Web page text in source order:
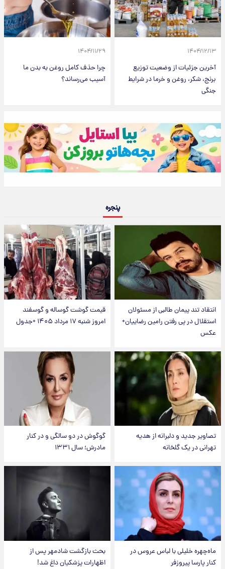
۱۴۰۴/۱۲/۱۳
آخرین جزئیات از وضعیت توزیع
برنج، شکر، روغن و خرما در شرایط
جنگی
۱۴۰۴/۱۱/۲۹
چرا حذف کامل روغن به بدن ما
آسیب می‌رساند؟
پنجره
انتقاد تند پیمان طالبی از مسئولان
استقلال در پی رفتن رامین رضاییان+
عکس
قیمت گوشت گوساله و گوسفند
امروز شنبه ۱۷ مرداد ۱۴۰۵ +جدول
تصاویر جدید و دلبرانه از هدیه
تهرانی در یک گلخانه
گوگوش در دو سالگی و در کنار
مادرش؛ سال ۱۳۳۱
ماه‌چهره خلیلی با لباس عروس در
کنار پارسا پیروزفر
بحث بازگشت شادمهر پس از
اظهارات پزشکیان داغ شد!